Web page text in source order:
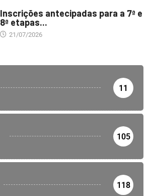
Inscrições antecipadas para a 7ª e
8ª etapas...
21/07/2026
11
105
118